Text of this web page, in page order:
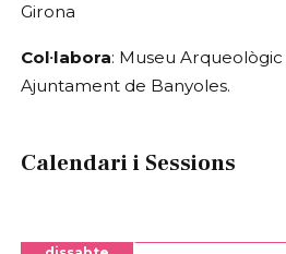
Girona
Col·labora: Museu
Ajuntament de Banyoles.
Calendari i Sessions